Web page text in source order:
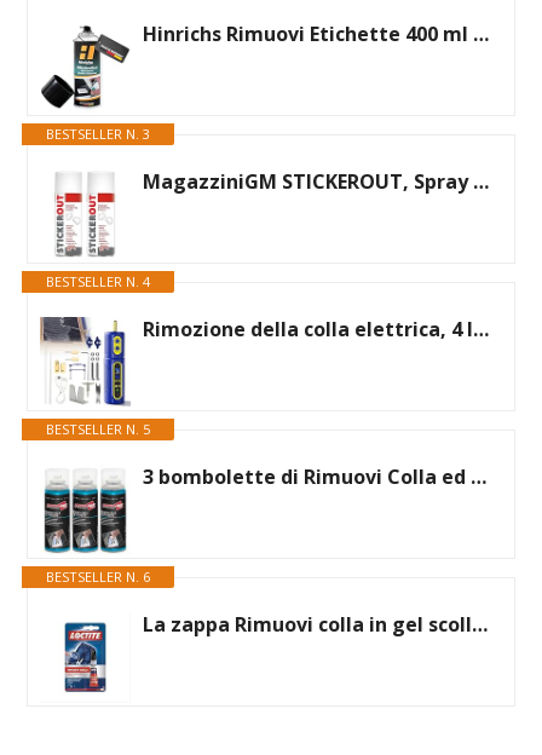
Hinrichs Rimuovi Etichette 400 ml – Spray per rimuovere adesivi, etichette, residui di colla per vetro, plastica, mobili, telai finestre e molte superfici – Solvente adesivi rapido
BESTSELLER N. 3
MagazziniGM STICKEROUT, Spray Rimuovi Adesivi e Colla, Efficace su Etichette Adesive, Formula a Base di Solventi, Versatile su Diverse Superfici, 200 ml (2)
BESTSELLER N. 4
Rimozione della colla elettrica, 4 livelli regolabile, efficiente e versatile, strumento di rimozione elettrica per cellulare, display LCD, pulizia cellulare
BESTSELLER N. 5
3 bombolette di Rimuovi Colla ed Etichette spray da 200ml, di colore bianco tenue, ideale per rimuovere adesivi etichette e colla senza lasciare residui
BESTSELLER N. 6
La zappa Rimuovi colla in gel scollatutto per oggetti e superfici